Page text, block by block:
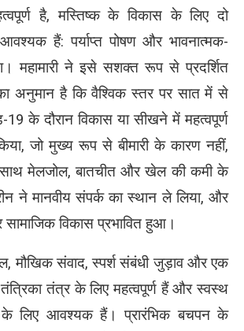
है, मस्तिष्क के विकास के लिए दो
हैं: पर्याप्त पोषण और भावनात्मक-
महामारी ने इसे सशक्त रूप से प्रदर्शित
अनुमान है कि वैश्विक स्तर पर सात में से
के दौरान विकास या सीखने में महत्वपूर्ण
जो मुख्य रूप से बीमारी के कारण नहीं,
साथ मेलजोल, बातचीत और खेल की कमी के
ने मानवीय संपर्क का स्थान ले लिया, और
सामाजिक विकास प्रभावित हुआ।
मौखिक संवाद, स्पर्श संबंधी जुड़ाव और एक
तंत्र के लिए महत्वपूर्ण हैं और स्वस्थ
के लिए आवश्यक हैं। प्रारंभिक बचपन के